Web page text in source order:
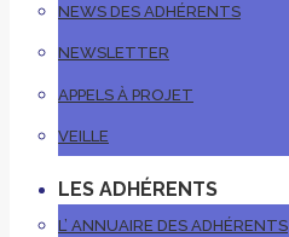
NEWS DES ADHÉRENTS
NEWSLETTER
APPELS À PROJET
VEILLE
LES ADHÉRENTS
L’ ANNUAIRE DES ADHÉRENTS